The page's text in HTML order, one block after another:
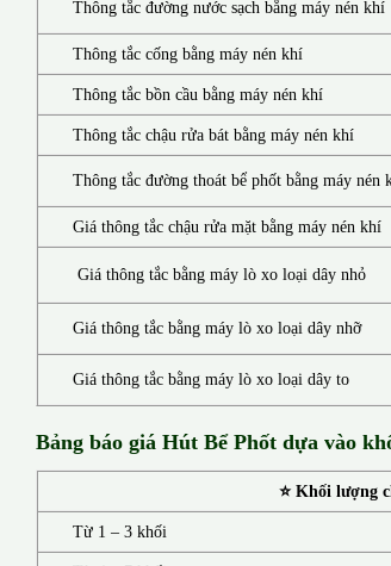
Thông tắc đường nước sạch bằng máy nén khí
Thông tắc cống bằng máy nén khí
Thông tắc bồn cầu bằng máy nén khí
Thông tắc chậu rửa bát bằng máy nén khí
Thông tắc đường thoát bể phốt bằng máy nén
Giá thông tắc chậu rửa mặt bằng máy nén khí
Giá thông tắc bằng máy lò xo loại dây nhỏ
Giá thông tắc bằng máy lò xo loại dây nhỡ
Giá thông tắc bằng máy lò xo loại dây to
Bảng báo giá Hút Bể Phốt dựa vào
⭐ Khối lượng
Từ 1 – 3 khối